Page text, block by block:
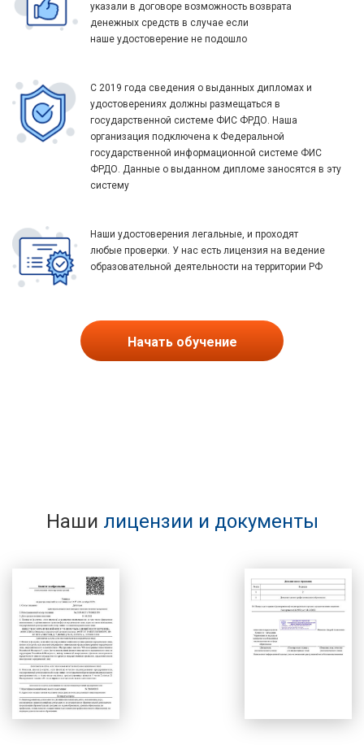
указали в договоре возможность возврата
денежных средств в случае если
наше удостоверение не подошло
С 2019 года сведения о выданных дипломах и
удостоверениях должны размещаться в
государственной системе ФИС ФРДО. Наша
организация подключена к Федеральной
государственной информационной системе ФИС
ФРДО. Данные о выданном дипломе заносятся в эту
систему
Наши удостоверения легальные, и проходят
любые проверки. У нас есть лицензия на ведение
образовательной деятельности на территории РФ
Начать обучение
Наши лицензии и документы